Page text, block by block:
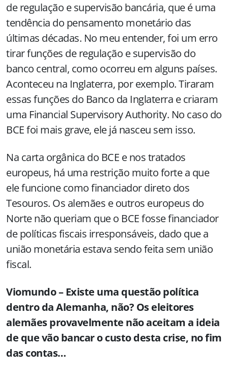
de regulação e supervisão bancária, que é uma
tendência do pensamento monetário das
últimas décadas. No meu entender, foi um erro
tirar funções de regulação e supervisão do
banco central, como ocorreu em alguns países.
Aconteceu na Inglaterra, por exemplo. Tiraram
essas funções do Banco da Inglaterra e criaram
uma Financial Supervisory Authority. No caso do
BCE foi mais grave, ele já nasceu sem isso.
Na carta orgânica do BCE e nos tratados
europeus, há uma restrição muito forte a que
ele funcione como financiador direto dos
Tesouros. Os alemães e outros europeus do
Norte não queriam que o BCE fosse financiador
de políticas fiscais irresponsáveis, dado que a
união monetária estava sendo feita sem união
fiscal.
Viomundo – Existe uma questão política
dentro da Alemanha, não? Os eleitores
alemães provavelmente não aceitam a ideia
de que vão bancar o custo desta crise, no fim
das contas…